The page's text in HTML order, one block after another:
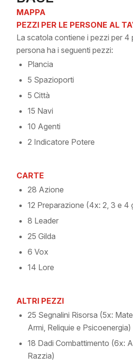
MAPPA
PEZZI PER LE PERSONE AL
La scatola contiene i pezzi per 4
persona ha i seguenti pezzi:
Plancia
5 Spazioporti
5 Città
15 Navi
10 Agenti
2 Indicatore Potere
CARTE
28 Azione
12 Preparazione (4x: 2, 3 e 4
8 Leader
25 Gilda
6 Vox
14 Lore
ALTRI PEZZI
25 Segnalini Risorsa (5x:
Armi, Reliquie e Psicoenergia)
18 Dadi Combattimento (6x:
Razzia)